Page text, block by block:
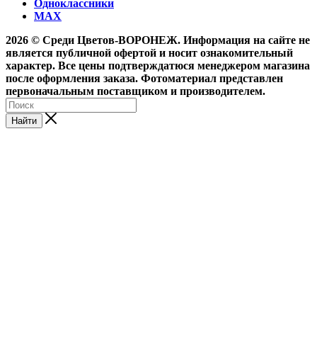
Одноклассники
MAX
2026 © Среди Цветов-ВОРОНЕЖ. Информация на сайте не
является публичной офертой и носит ознакомительный
характер. Все цены подтверждатюся менеджером магазина
после оформления заказа. Фотоматериал представлен
первоначальным поставщиком и производителем.
Найти